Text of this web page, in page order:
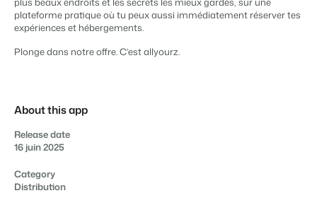
Gestion des propriétaires
Offrez la transparence que les propriétaires méritent.
BEX CMS
Site web
Donnez vie à votre marque grâce à notre créateur de site.
Hôtels
Customer Success
Obtenez des réponses à vos questions.
Développeurs
Construisez votre solution avec notre API ouverte.
Rejoignez-nous dans notre aventure pour transformer l'industrie
de l'hospitalité.
Conformité
Des applications pour rester conforme aux réglementations en
vigueur
Comptabilité
Communications
Prenez le contrôle de la communication client
Systèmes énergétiques
plateforme pratique où tu peux aussi immédiatement réserver tes
expériences et hébergements.
Plonge dans notre offre. C’est allyourz.
About this app
Release date
16 juin 2025
Category
Distribution